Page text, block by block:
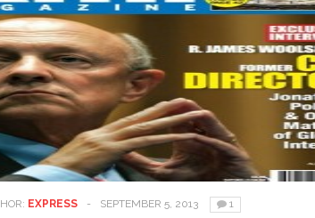
EXPRESS - SEPTEMBER 5, 2013 1